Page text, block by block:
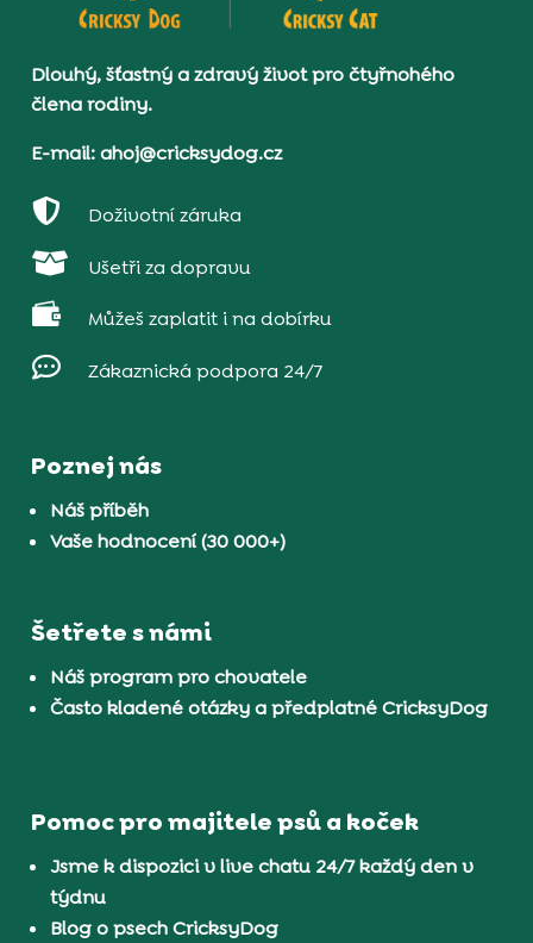
Dlouhý, šťastný a zdravý život pro čtyřnohého
člena rodiny.
E-mail: ahoj@cricksydog.cz
 Doživotní záruka
 Ušetři za dopravu
 Můžeš zaplatit i na dobírku
 Zákaznická podpora 24/7
Poznej nás
Náš příběh
Vaše hodnocení (30 000+)
Šetřete s námi
Náš program pro chovatele
Často kladené otázky a předplatné CricksyDog
Pomoc pro majitele psů a koček
Jsme k dispozici v live chatu 24/7 každý den v
týdnu
Blog o psech CricksyDog